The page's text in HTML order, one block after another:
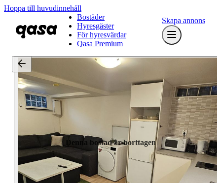
Hoppa till huvudinnehåll
Bostäder
Hyresgäster
För hyresvärdar
Qasa Premium
Skapa annons
Denna bostad är borttagen